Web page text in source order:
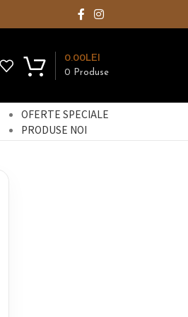
0 Produse
0.00LEI
OFERTE SPECIALE
PRODUSE NOI